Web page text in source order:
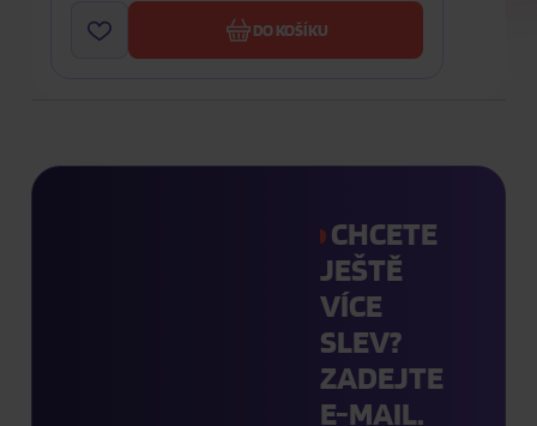
DO KOŠÍKU
CHCETE
JEŠTĚ
VÍCE
SLEV?
ZADEJTE
E-MAIL.